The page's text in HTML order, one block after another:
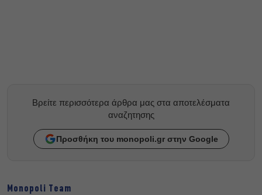
Βρείτε περισσότερα άρθρα μας στα αποτελέσματα
αναζητησης
Προσθήκη του monopoli.gr στην Google
Monopoli Team